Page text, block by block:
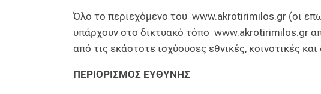
Όλο το περιεχόμενο του www.akrotirimilos.gr (οι
υπάρχουν στο δικτυακό τόπο www.akrotirimilos.gr
από τις εκάστοτε ισχύουσες εθνικές, κοινοτικές και
ΠΕΡΙΟΡΙΣΜΟΣ ΕΥΘΥΝΗΣ